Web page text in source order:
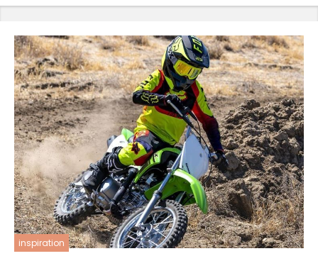
inspiration